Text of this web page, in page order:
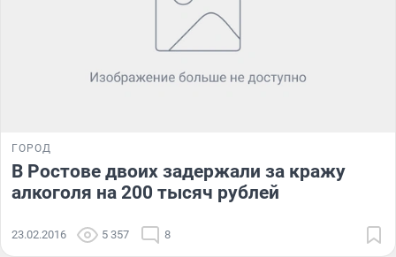
ГОРОД
В Ростове двоих задержали за кражу
алкоголя на 200 тысяч рублей
23.02.2016 5 357 8